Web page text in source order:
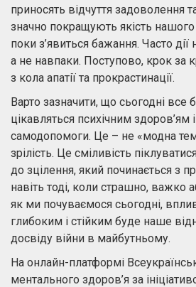
приносять відчуття задоволення
значно покращують якість
поки з’явиться бажання. Часто
а не навпаки. Поступово, крок за
з кола апатії та прокрастинації.
Варто зазначити, що сьогодні все
цікавляться психічним здоров’ям
самодопомоги. Це – не «модна
зрілість. Це сміливість
до зцілення, який починається з
навіть тоді, коли страшно, важко
як ми почуваємося сьогодні,
глибоким і стійким буде наше
досвіду війни в майбутньому.
На онлайн-платформі
ментального здоров’я за